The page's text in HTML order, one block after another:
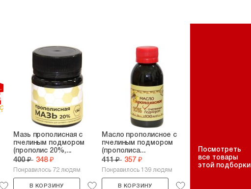
Мазь прополисная с
пчелиным подмором
(прополис 20%,...
400 ₽ 348 ₽
Понравилось 72 людям
В КОРЗИНУ
Масло прополисное с
пчелиным подмором
(прополиса...
411 ₽ 357 ₽
Понравилось 139 людям
В КОРЗИНУ
Посмотреть
все товары
этой подборки